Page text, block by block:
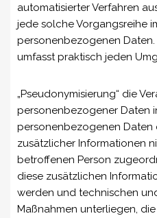
automatisierter Verfahren
jede solche Vorgangsreihe
personenbezogenen
umfasst praktisch jeden
„Pseudonymisierung“ die
personenbezogener Daten
personenbezogenen Daten
zusätzlicher Informationen
betroffenen Person
diese zusätzlichen
werden und technischen
Maßnahmen unterliegen,